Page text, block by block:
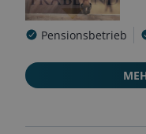
Pensionsbetrieb